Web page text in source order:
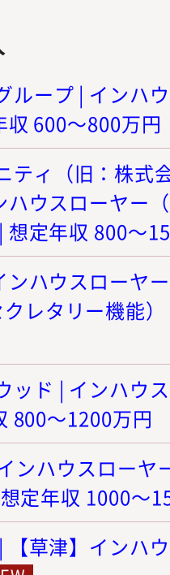
ループ | インハ
600～800万円
ティ（旧：株式
ハウスローヤー
想定年収 800～
ンハウスローヤ
レタリー機能
ッド | インハウ
800～1200万円
ンハウスローヤ
定年収 1000～
【草津】インハ